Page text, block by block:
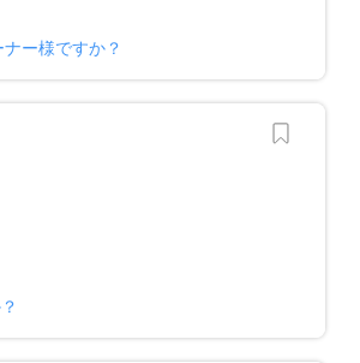
ー様ですか？